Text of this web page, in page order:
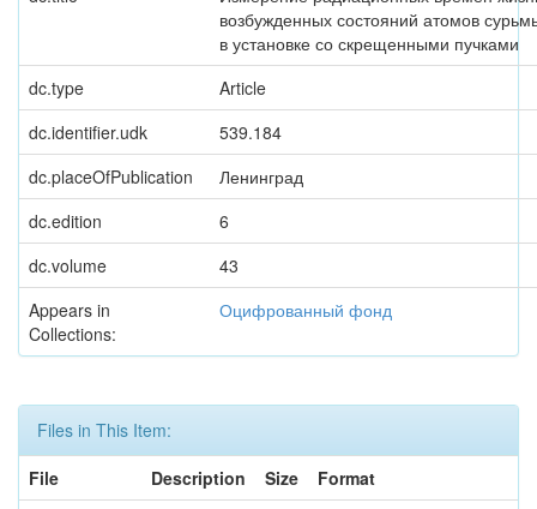
возбужденных состояний атомов
в установке со скрещенными пучками
dc.type
Article
dc.identifier.udk
539.184
dc.placeOfPublication
Ленинград
dc.edition
6
dc.volume
43
Appears in
Collections:
Оцифрованный фонд
Files in This Item:
File
Description Size
Format